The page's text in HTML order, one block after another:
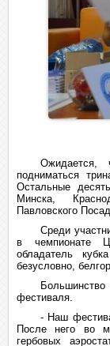
подниматься
Остальные
Минска,
Павловского
Среди
в чемпионате
обладатель
безусловно,
фестиваля.
- Наш
После него во
гербовых